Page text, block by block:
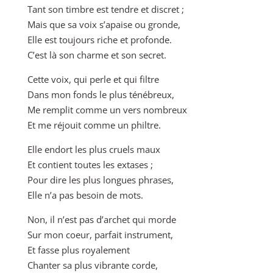
Tant son timbre est tendre et discret ;
Mais que sa voix s’apaise ou gronde,
Elle est toujours riche et profonde.
C’est là son charme et son secret.
Cette voix, qui perle et qui filtre
Dans mon fonds le plus ténébreux,
Me remplit comme un vers nombreux
Et me réjouit comme un philtre.
Elle endort les plus cruels maux
Et contient toutes les extases ;
Pour dire les plus longues phrases,
Elle n’a pas besoin de mots.
Non, il n’est pas d’archet qui morde
Sur mon coeur, parfait instrument,
Et fasse plus royalement
Chanter sa plus vibrante corde,